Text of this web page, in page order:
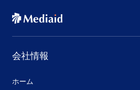
会社情報
ホーム